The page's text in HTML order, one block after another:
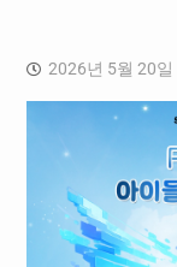
2026년 5월 20일